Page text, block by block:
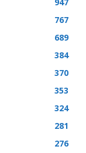
767
689
384
370
353
324
281
276